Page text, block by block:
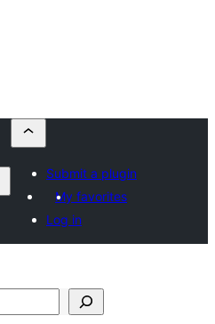
Submit a plugin
My favorites
Log in